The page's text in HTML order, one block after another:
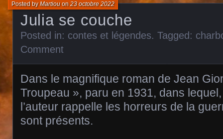
Julia se couche
Posted byMartiouon23 octobre 2022
Posted in: contes et légendes. Tagged:
Comment
Dans le magnifique roman de Jean
Troupeau », paru en 1931, dans
l’auteur rappelle les horreurs de la
sont présents.